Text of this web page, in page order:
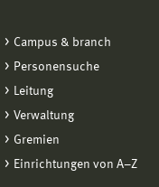
Campus & branch
Personensuche
Leitung
Verwaltung
Gremien
Einrichtungen von A−Z